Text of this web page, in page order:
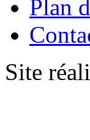
Plan
Site